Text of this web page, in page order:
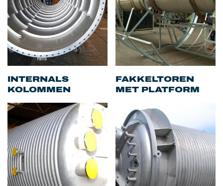
INTERNALS
KOLOMMEN
FAKKELTOREN
MET PLATFORM